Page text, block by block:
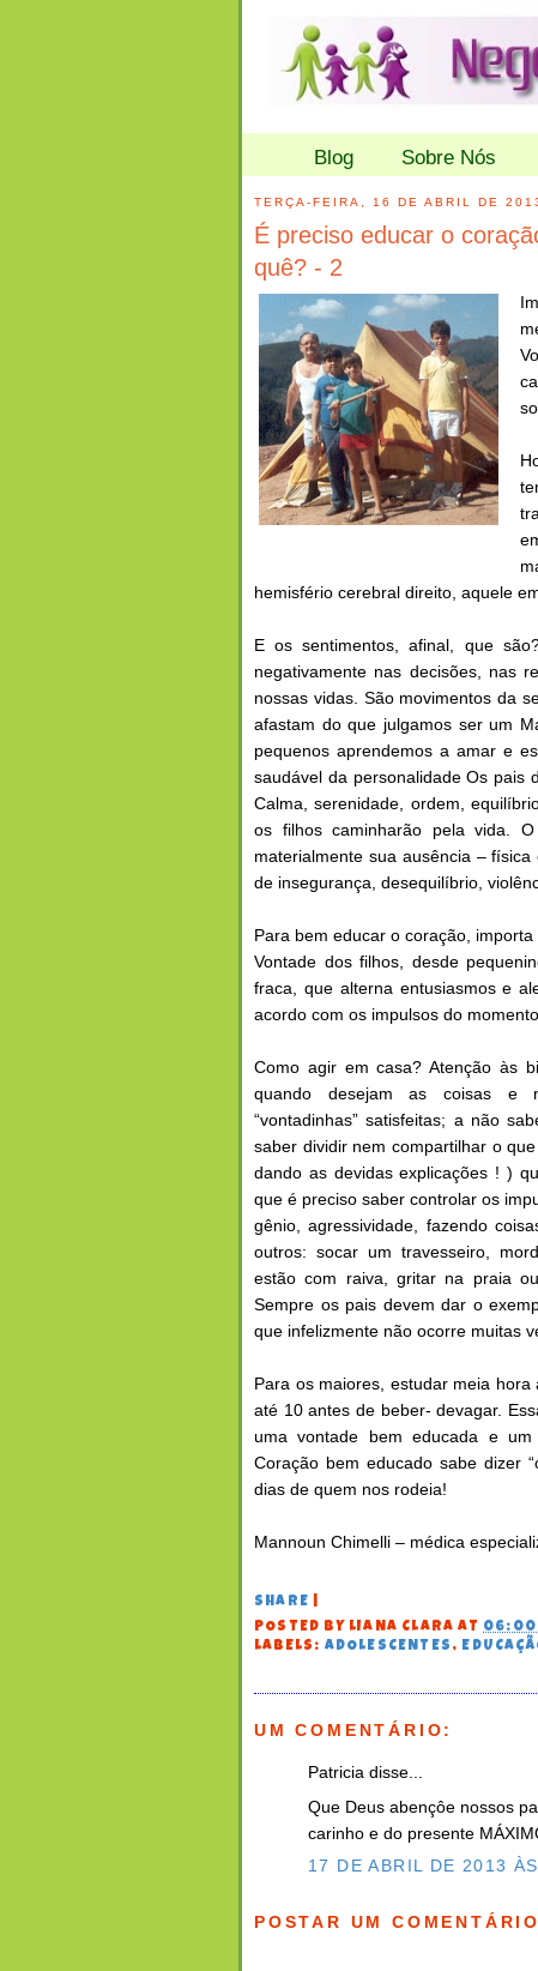
Blog Sobre Nós
TERÇA-FEIRA, 16 DE ABRIL DE
É preciso educar o
quê? - 2
hemisfério cerebral direito, aquele
E os sentimentos, afinal, que
negativamente nas decisões, nas
nossas vidas. São movimentos da
afastam do que julgamos ser um
pequenos aprendemos a amar e
saudável da personalidade Os pais
Calma, serenidade, ordem,
os filhos caminharão pela vida.
materialmente sua ausência –
de insegurança, desequilíbrio,
Para bem educar o coração,
Vontade dos filhos, desde
fraca, que alterna entusiasmos e
acordo com os impulsos do
Como agir em casa? Atenção às
quando desejam as coisas
“vontadinhas” satisfeitas; a não
saber dividir nem compartilhar o
dando as devidas explicações ! )
que é preciso saber controlar os
gênio, agressividade, fazendo
outros: socar um travesseiro,
estão com raiva, gritar na praia
Sempre os pais devem dar o
que infelizmente não ocorre muitas
Para os maiores, estudar meia
até 10 antes de beber- devagar.
uma vontade bem educada e
Coração bem educado sabe dizer
dias de quem nos rodeia!
Mannoun Chimelli – médica
SHARE
POSTED BY LIANA CLARA AT 06:00
LABELS: ADOLESCENTES ,
UM COMENTÁRIO:
Patricia disse...
Que Deus abençôe nossos
carinho e do presente
17 DE ABRIL DE 2013
POSTAR UM COMENTÁRIO